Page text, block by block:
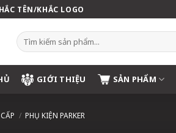
TÊN/KHẮC LOGO
Tìm
kiếm:
GIỚI THIỆU SẢN PHẨM
/ PHỤ KIỆN PARKER